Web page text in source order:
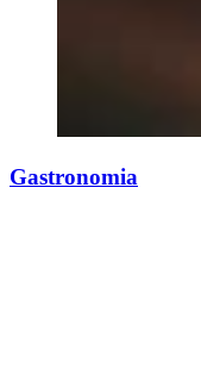
Gastronomia